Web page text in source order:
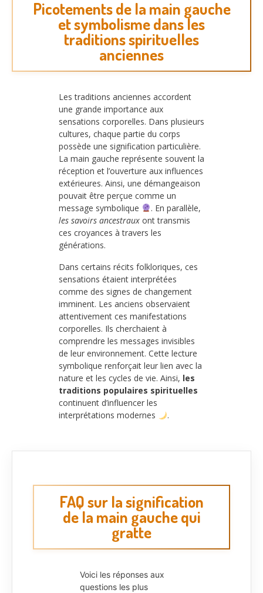
Picotements de la main gauche
et symbolisme dans les
traditions spirituelles
anciennes
Les traditions anciennes accordent
une grande importance aux
sensations corporelles. Dans plusieurs
cultures, chaque partie du corps
possède une signification particulière.
La main gauche représente souvent la
réception et l’ouverture aux influences
extérieures. Ainsi, une démangeaison
pouvait être perçue comme un
message symbolique
. En parallèle,
les savoirs ancestraux ont transmis
ces croyances à travers les
générations.
Dans certains récits folkloriques, ces
sensations étaient interprétées
comme des signes de changement
imminent. Les anciens observaient
attentivement ces manifestations
corporelles. Ils cherchaient à
comprendre les messages invisibles
de leur environnement. Cette lecture
symbolique renforçait leur lien avec la
nature et les cycles de vie. Ainsi, les
traditions populaires spirituelles
continuent d’influencer les
interprétations modernes
.
FAQ sur la signification
de la main gauche qui
gratte
Voici les réponses aux
questions les plus